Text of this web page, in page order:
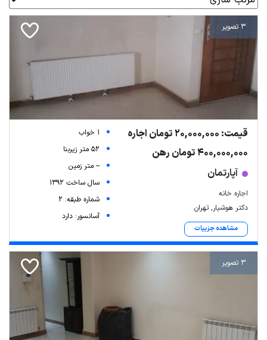
3 تصویر
قیمت: 20,000,000 تومان اجاره
400,000,000 تومان رهن
آپارتمان
اجاره خانه
دکتر هوشیار, تهران
مشاهده جزییات
1 خواب
52 متر زیربنا
-- متر زمین
سال ساخت 1392
شماره طبقه: 2
آسانسور: دارد
3 تصویر